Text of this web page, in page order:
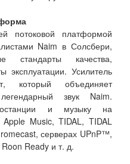
потоковой платформой
Naim в Солсбери,
стандарты качества,
эксплуатации. Усилитель
который объединяет
звук Naim.
и музыку на
Music, TIDAL, TIDAL
серверах UPnP™,
Ready и т. д.